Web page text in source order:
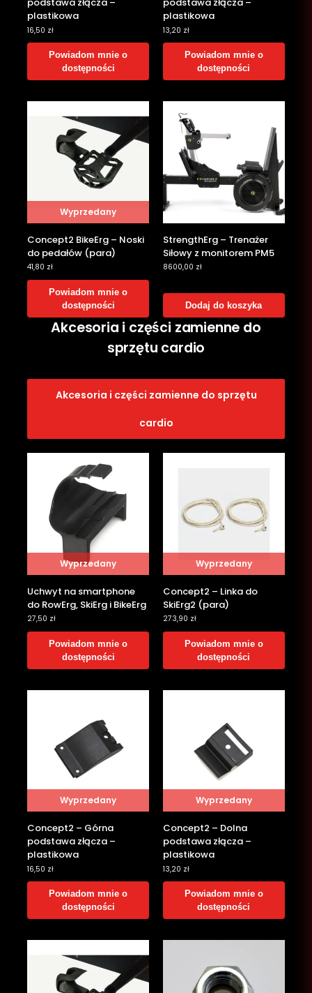
plastikowa
16,50 zł
Powiadom mnie o
dostępności
plastikowa
13,20 zł
Powiadom mnie o
dostępności
Wyprzedany
Concept2 BikeErg – Noski
do pedałów (para)
41,80 zł
Powiadom mnie o
dostępności
StrengthErg – Trenażer
Siłowy z monitorem PM5
8600,00 zł
Dodaj do koszyka
Akcesoria i części zamienne do
sprzętu cardio
Akcesoria i części zamienne do sprzętu
cardio
Wyprzedany
Uchwyt na smartphone
do RowErg, SkiErg i BikeErg
27,50 zł
Powiadom mnie o
dostępności
Wyprzedany
Concept2 – Linka do
SkiErg2 (para)
273,90 zł
Powiadom mnie o
dostępności
Wyprzedany
Concept2 – Górna
podstawa złącza –
plastikowa
16,50 zł
Powiadom mnie o
dostępności
Wyprzedany
Concept2 – Dolna
podstawa złącza –
plastikowa
13,20 zł
Powiadom mnie o
dostępności